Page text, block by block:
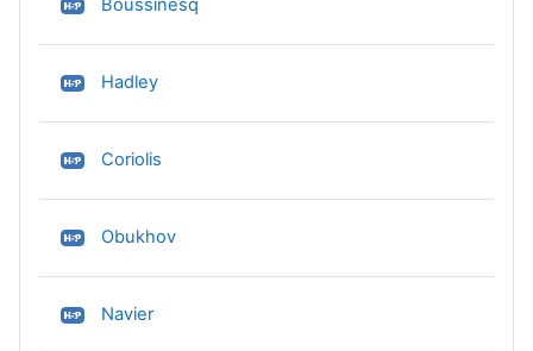
Boussinesq
HadleyH5P
Coriolis
ObukhovH5P
NavierH5P